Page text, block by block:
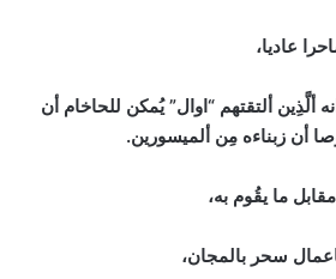
عاديا،
ألتقتهم “اوال” يُمكن للحاخام أن
أن زبناءه مِن ألميسورين.
ما يقُوم به،
سحر بالمجان،